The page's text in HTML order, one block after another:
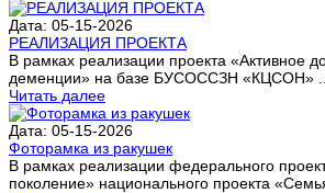
Дата: 05-15-2026
РЕАЛИЗАЦИЯ ПРОЕКТА
В рамках реализации проекта «Активное
деменции» на базе БУСОССЗН «КЦСОН» ...
Читать далее
Дата: 05-15-2026
Фоторамка из ракушек
В рамках реализации федерального
поколение» национального проекта